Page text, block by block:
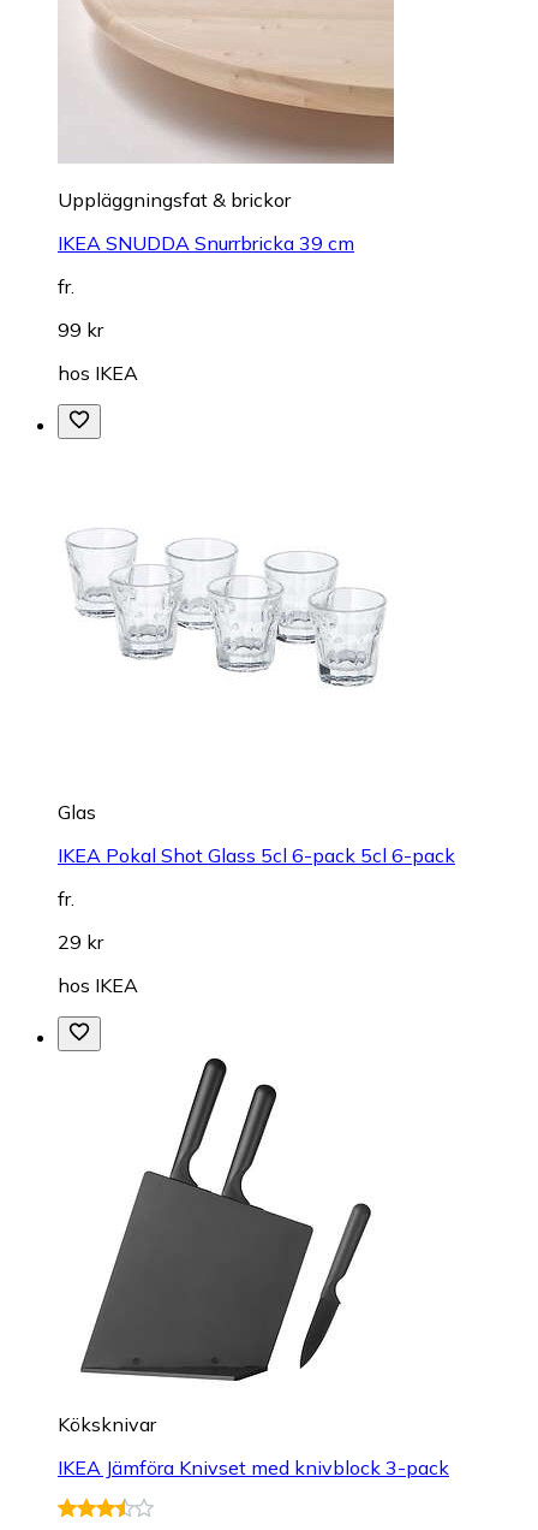
Uppläggningsfat & brickor
IKEA SNUDDA Snurrbricka 39 cm
fr.
99 kr
hos IKEA
Glas
IKEA Pokal Shot Glass 5cl 6-pack 5cl 6-pack
fr.
29 kr
hos IKEA
Köksknivar
IKEA Jämföra Knivset med knivblock 3-pack